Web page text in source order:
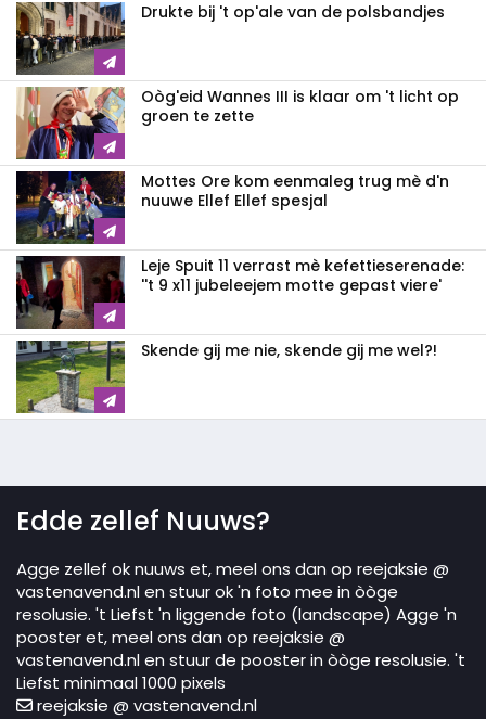
Drukte bij 't op'ale van de polsbandjes
Oòg'eid Wannes III is klaar om 't licht op
groen te zette
Mottes Ore kom eenmaleg trug mè d'n
nuuwe Ellef Ellef spesjal
Leje Spuit 11 verrast mè kefettieserenade:
''t 9 x11 jubeleejem motte gepast viere'
Skende gij me nie, skende gij me wel?!
Edde zellef Nuuws?
Agge zellef ok nuuws et, meel ons dan op reejaksie @
vastenavend.nl en stuur ok 'n foto mee in òòge
resolusie. 't Liefst 'n liggende foto (landscape) Agge 'n
pooster et, meel ons dan op reejaksie @
vastenavend.nl en stuur de pooster in òòge resolusie. 't
Liefst minimaal 1000 pixels
reejaksie @ vastenavend.nl